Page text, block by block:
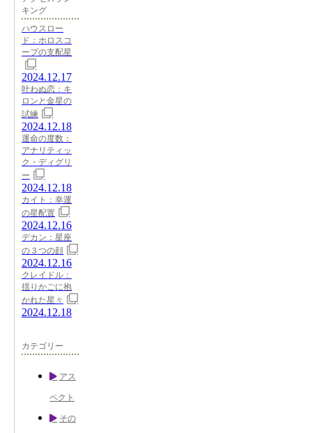
キング
ハウスロー
ド：ホロスコ
ープの支配星
2024.12.17
叶わぬ恋：キ
ロンと金星の
試練
2024.12.18
運命の度数：
アナリティッ
ク・ディグリ
ー
2024.12.18
カイト：幸運
の星配置
2024.12.16
デカン：星座
の３つの顔
2024.12.16
クレイドル：
揺りかごに抱
かれた星々
2024.12.18
カテゴリー
アス
ペクト
その